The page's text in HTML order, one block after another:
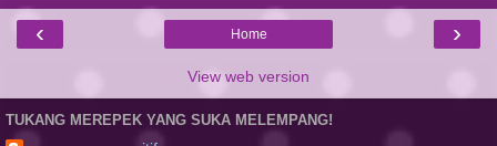
‹ ›
Home
View web version
TUKANG MEREPEK YANG SUKA MELEMPANG!